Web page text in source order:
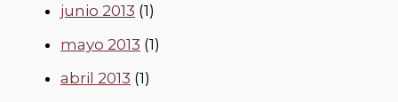
junio 2013 (1)
mayo 2013 (1)
abril 2013 (1)